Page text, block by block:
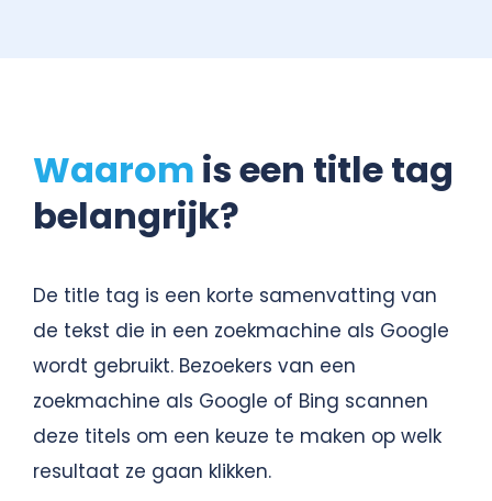
Waarom is een title tag
belangrijk?
De title tag is een korte samenvatting van
de tekst die in een zoekmachine als Google
wordt gebruikt. Bezoekers van een
zoekmachine als Google of Bing scannen
deze titels om een keuze te maken op welk
resultaat ze gaan klikken.